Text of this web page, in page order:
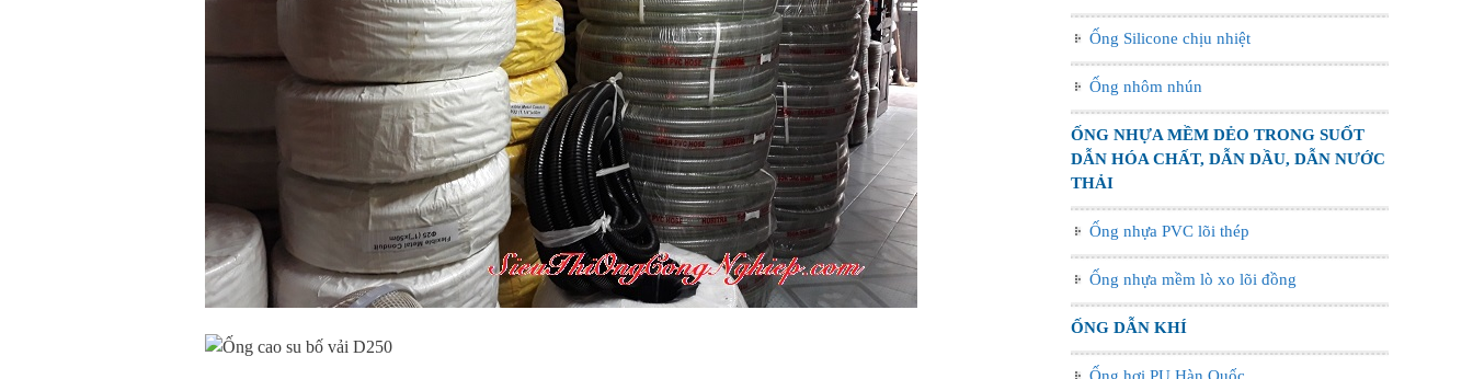
Ống Silicone chịu nhiệt
Ống nhôm nhún
ỐNG NHỰA MỀM DẺO TRONG SUỐT
DẪN HÓA CHẤT, DẪN DẦU, DẪN NƯỚC
THẢI
Ống nhựa PVC lõi thép
Ống nhựa mềm lò xo lõi đồng
ỐNG DẪN KHÍ
Ống hơi PU Hàn Quốc